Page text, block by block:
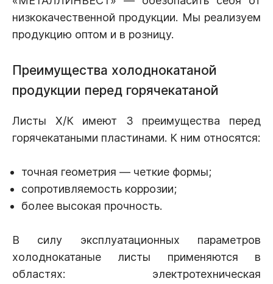
низкокачественной продукции. Мы реализуем
продукцию оптом и в розницу.
Преимущества холоднокатаной
продукции перед горячекатаной
Листы Х/К имеют 3 преимущества перед
горячекатаными пластинами. К ним относятся:
точная геометрия — четкие формы;
сопротивляемость коррозии;
более высокая прочность.
В силу эксплуатационных параметров
холоднокатаные листы применяются в
областях: электротехническая